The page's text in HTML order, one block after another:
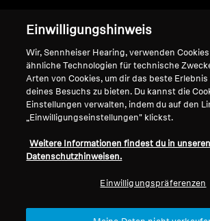
Vertrag widerrufen
Globale Datenschutzrichtlinie
Allgemeine
Geschäftsbedingungen für
Online-Verkäufe an Verbraucher
Offenlegung von Schwachstellen
Einwilligungshinweis
Wir, Sennheiser Hearing, verwenden
ähnliche Technologien für technische
Arten von Cookies, um dir das beste Erlebnis
deines Besuchs zu bieten. Du kannst die
Einstellungen verwalten, indem du auf den
„Einwilligungseinstellungen" klickst.
Weitere Informationen findest du in
Datenschutzhinweisen.
Einwilligungspräferenzen